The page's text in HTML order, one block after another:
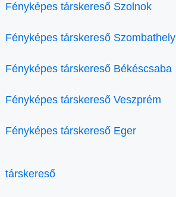
Fényképes társkereső Szolnok
Fényképes társkereső Szombathely
Fényképes társkereső Békéscsaba
Fényképes társkereső Veszprém
Fényképes társkereső Eger
társkereső